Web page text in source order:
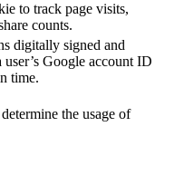
to track page visits,
counts.
digitally signed and
Google account ID
time.
the usage of